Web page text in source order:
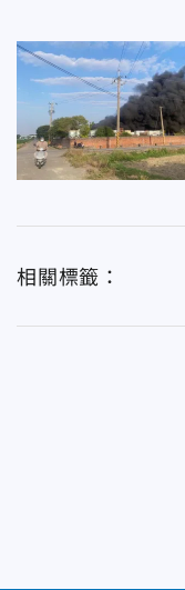
相關標籤：